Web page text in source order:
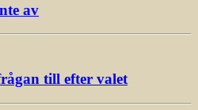
av
till efter valet